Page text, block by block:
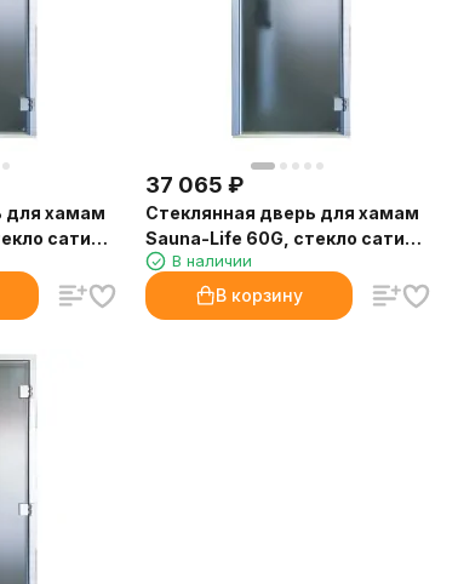
для хамам
сатин,
37 065 ₽
Стеклянная дверь для хамам
Sauna-Life 60G, стекло сатин,
70x190 см.
В наличии
В корзину